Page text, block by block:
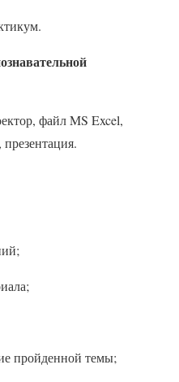
файл MS Excel,
пройденной темы;